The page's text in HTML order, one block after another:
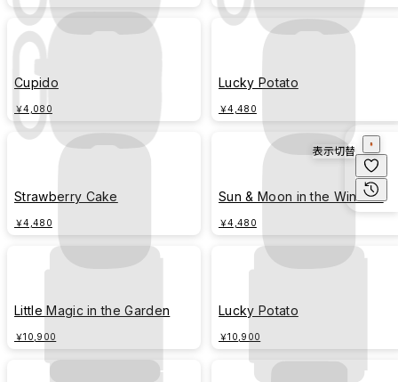
Cupido
￥4,080
Lucky Potato
￥4,480
Strawberry Cake
￥4,480
Sun & Moon in the Window
￥4,480
Little Magic in the Garden
￥10,900
Lucky Potato
￥10,900
表示切替